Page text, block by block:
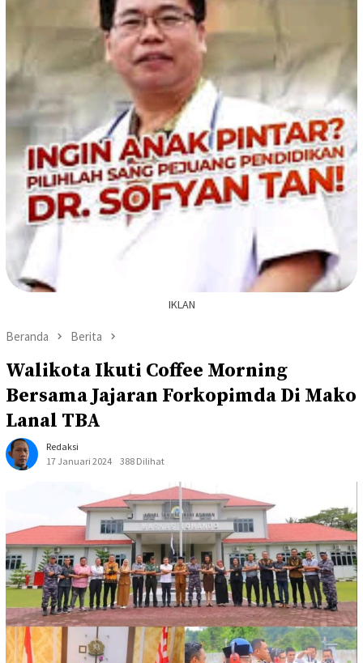
IKLAN
Beranda Berita
Walikota Ikuti Coffee Morning
Bersama Jajaran Forkopimda Di Mako
Lanal TBA
Redaksi
17 Januari 2024
388 Dilihat